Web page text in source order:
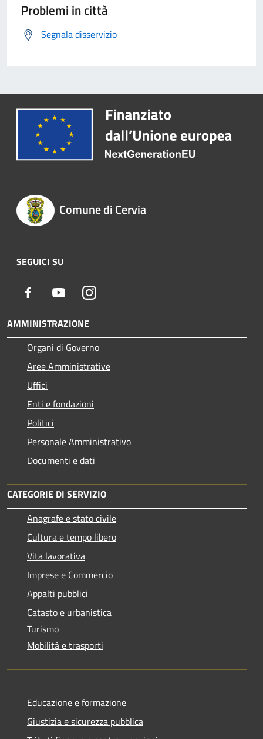
Problemi in città
Segnala disservizio
Comune di Cervia
SEGUICI SU
Facebook YoutubeInstagram
AMMINISTRAZIONE
Organi di Governo
Aree Amministrative
Uffici
Enti e fondazioni
Politici
Personale Amministrativo
Documenti e dati
CATEGORIE DI SERVIZIO
Anagrafe e stato civile
Cultura e tempo libero
Vita lavorativa
Imprese e Commercio
Appalti pubblici
Catasto e urbanistica
Turismo
Mobilità e trasporti
Educazione e formazione
Giustizia e sicurezza pubblica